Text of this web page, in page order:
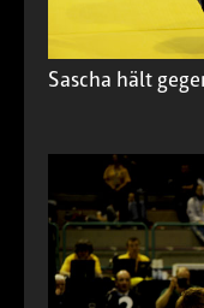
Sascha hält